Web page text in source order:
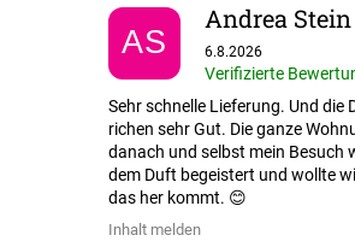
AS
Andrea Stein
Die Shop-
6.8.2026
Verifizierte
Sehr schnelle Lieferung. Und die
richen sehr Gut. Die ganze
danach und selbst mein Besuch
dem Duft begeistert und wollte
das her kommt. 😊
Inhalt melden